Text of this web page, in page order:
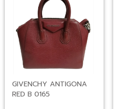
GIVENCHY ANTIGONA
RED B 0165